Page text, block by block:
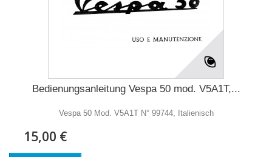
Bedienungsanleitung Vespa 50 mod. V5A1T,...
Vespa 50 Mod. V5A1T N° 99744, Italienisch
15,00 €